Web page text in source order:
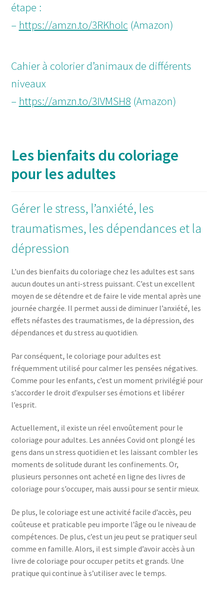
étape :
– https://amzn.to/3RKhoIc (Amazon)
Cahier à colorier d’animaux de différents
niveaux
– https://amzn.to/3IVMSH8 (Amazon)
Les bienfaits du coloriage
pour les adultes
Gérer le stress, l’anxiété, les
traumatismes, les dépendances et la
dépression
L’un des bienfaits du coloriage chez les adultes est sans
aucun doutes un anti-stress puissant. C’est un excellent
moyen de se détendre et de faire le vide mental après une
journée chargée. Il permet aussi de diminuer l’anxiété, les
effets néfastes des traumatismes, de la dépression, des
dépendances et du stress au quotidien.
Par conséquent, le coloriage pour adultes est
fréquemment utilisé pour calmer les pensées négatives.
Comme pour les enfants, c’est un moment privilégié pour
s’accorder le droit d’expulser ses émotions et libérer
l’esprit.
Actuellement, il existe un réel envoûtement pour le
coloriage pour adultes. Les années Covid ont plongé les
gens dans un stress quotidien et les laissant combler les
moments de solitude durant les confinements. Or,
plusieurs personnes ont acheté en ligne des livres de
coloriage pour s’occuper, mais aussi pour se sentir mieux.
De plus, le coloriage est une activité facile d’accès, peu
coûteuse et praticable peu importe l’âge ou le niveau de
compétences. De plus, c’est un jeu peut se pratiquer seul
comme en famille. Alors, il est simple d’avoir accès à un
livre de coloriage pour occuper petits et grands. Une
pratique qui continue à s’utiliser avec le temps.